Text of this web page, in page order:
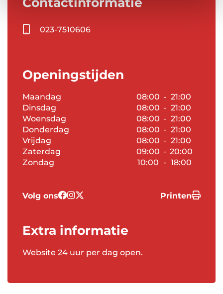
023-7510606
Openingstijden
Maandag 08:00 - 21:00
Dinsdag
08:00 - 21:00
Woensdag
08:00 - 21:00
Donderdag
08:00 - 21:00
Vrijdag
08:00 - 21:00
Zaterdag
09:00 - 20:00
Zondag
10:00 - 18:00
Volg ons Printen
Extra informatie
Website 24 uur per dag open.